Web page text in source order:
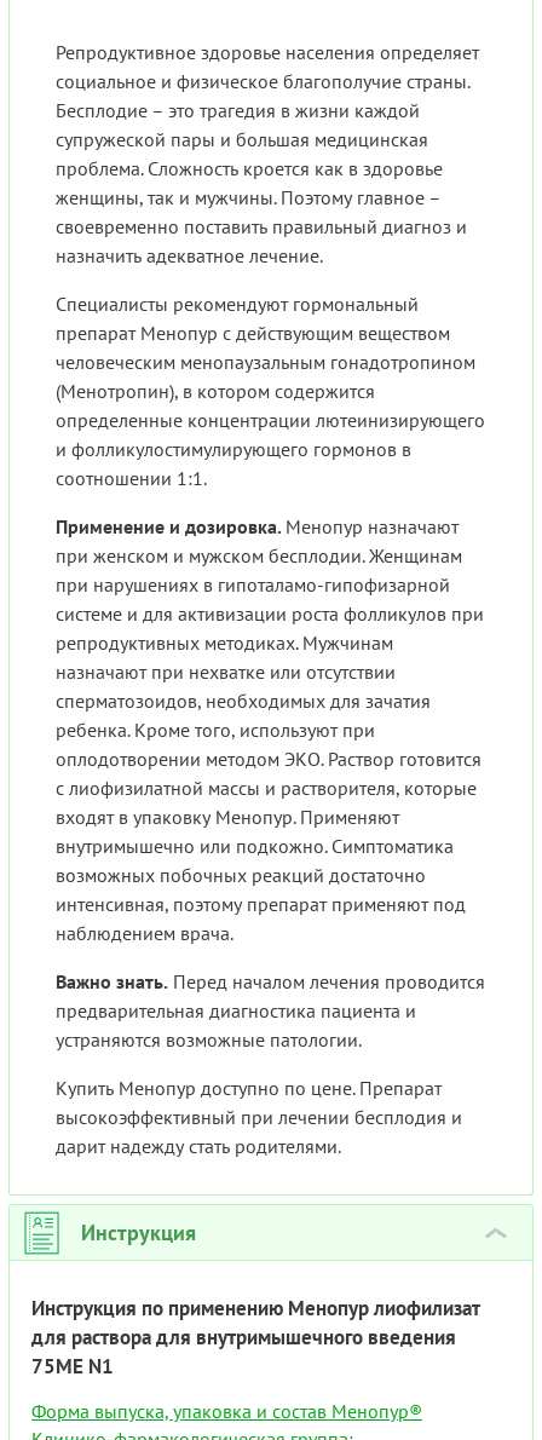
Репродуктивное здоровье населения определяет
социальное и физическое благополучие страны.
Бесплодие – это трагедия в жизни каждой
супружеской пары и большая медицинская
проблема. Сложность кроется как в здоровье
женщины, так и мужчины. Поэтому главное –
своевременно поставить правильный диагноз и
назначить адекватное лечение.
Специалисты рекомендуют гормональный
препарат Менопур с действующим веществом
человеческим менопаузальным гонадотропином
(Менотропин), в котором содержится
определенные концентрации лютеинизирующего
и фолликулостимулирующего гормонов в
соотношении 1:1.
Применение и дозировка. Менопур назначают
при женском и мужском бесплодии. Женщинам
при нарушениях в гипоталамо-гипофизарной
системе и для активизации роста фолликулов при
репродуктивных методиках. Мужчинам
назначают при нехватке или отсутствии
сперматозоидов, необходимых для зачатия
ребенка. Кроме того, используют при
оплодотворении методом ЭКО. Раствор готовится
с лиофизилатной массы и растворителя, которые
входят в упаковку Менопур. Применяют
внутримышечно или подкожно. Симптоматика
возможных побочных реакций достаточно
интенсивная, поэтому препарат применяют под
наблюдением врача.
Важно знать. Перед началом лечения проводится
предварительная диагностика пациента и
устраняются возможные патологии.
Купить Менопур доступно по цене. Препарат
высокоэффективный при лечении бесплодия и
дарит надежду стать родителями.
Инструкция ›
Инструкция по применению Менопур лиофилизат
для раствора для внутримышечного введения
75МЕ N1
Форма выпуска, упаковка и состав Менопур®